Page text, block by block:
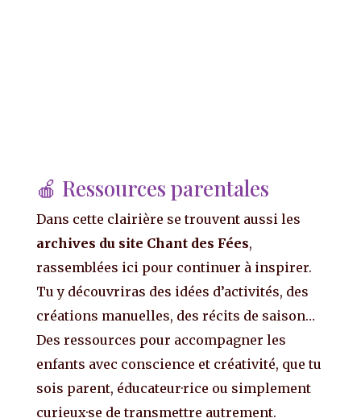
🍎 Ressources parentales
Dans cette clairière se trouvent aussi les
archives du site Chant des Fées,
rassemblées ici pour continuer à inspirer.
Tu y découvriras des idées d’activités, des
créations manuelles, des récits de saison…
Des ressources pour accompagner les
enfants avec conscience et créativité, que tu
sois parent, éducateur·rice ou simplement
curieux·se de transmettre autrement.